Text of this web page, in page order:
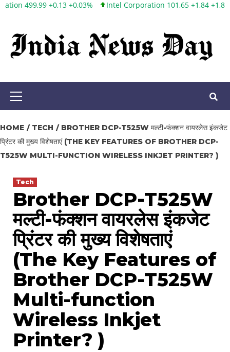
Skip
content
Intel Corporation 101,65 +1,84 +1,84% Twitter, Inc.
Primary
HOME TECH
BROTHER DCP-T525W मल्टी-फंक्शन वायरलेस इंकजेट
प्रिंटर की मुख्य विशेषताएं (THE KEY FEATURES OF BROTHER DCP-
T525W MULTI-FUNCTION WIRELESS INKJET PRINTER? )
Tech
Brother DCP-T525W
मल्टी-फंक्शन वायरलेस इंकजेट
प्रिंटर की मुख्य विशेषताएं
(The Key Features of
Brother DCP-T525W
Multi-function
Wireless Inkjet
Printer? )